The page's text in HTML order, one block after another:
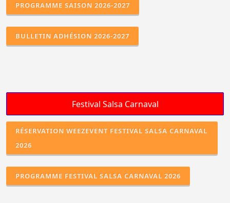
PROGRAMME SAISON 2026-2027
BULLETIN ADHÉSION 2026-2027
RÉSERVATION WEEZEVENT FESTIVAL SALSA CARNAVAL
2026
PROGRAMME FESTIVAL SALSA CARNAVAL 2026